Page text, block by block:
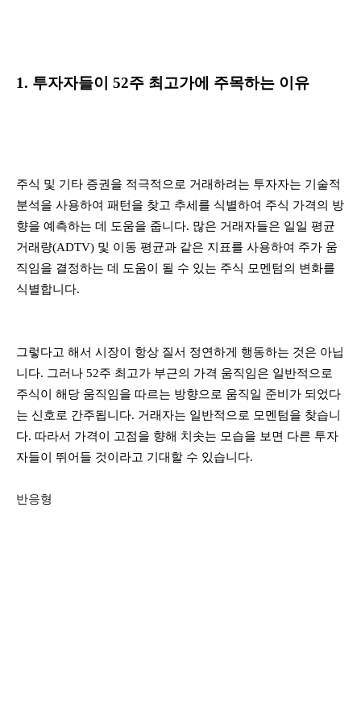
1. 투자자들이 52주 최고가에 주목하는 이유
주식 및 기타 증권을 적극적으로 거래하려는 투자자는 기술적
분석을 사용하여 패턴을 찾고 추세를 식별하여 주식 가격의 방
향을 예측하는 데 도움을 줍니다. 많은 거래자들은 일일 평균
거래량(ADTV) 및 이동 평균과 같은 지표를 사용하여 주가 움
직임을 결정하는 데 도움이 될 수 있는 주식 모멘텀의 변화를
식별합니다.
그렇다고 해서 시장이 항상 질서 정연하게 행동하는 것은 아닙
니다. 그러나 52주 최고가 부근의 가격 움직임은 일반적으로
주식이 해당 움직임을 따르는 방향으로 움직일 준비가 되었다
는 신호로 간주됩니다. 거래자는 일반적으로 모멘텀을 찾습니
다. 따라서 가격이 고점을 향해 치솟는 모습을 보면 다른 투자
자들이 뛰어들 것이라고 기대할 수 있습니다.
반응형